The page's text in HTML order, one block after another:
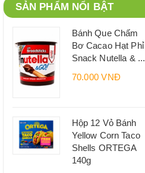
SẢN PHẨM NỔI BẬT
Bánh Que Chấm
Bơ Cacao Hạt Phỉ
Snack Nutella & ...
70.000 VNĐ
Hộp 12 Vỏ Bánh
Yellow Corn Taco
Shells ORTEGA
140g